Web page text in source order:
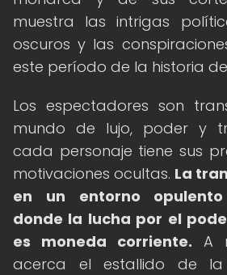
muestra las intrigas
oscuros y las
este período de la historia
Los espectadores son
mundo de lujo, poder y
cada personaje tiene sus
motivaciones ocultas. La
en un entorno
donde la lucha por el
es moneda corriente. A
acerca el estallido de la